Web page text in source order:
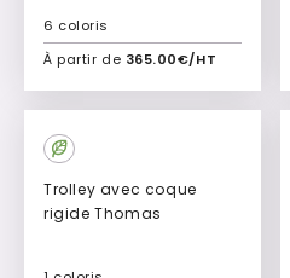
À partir de 365.00€/HT
6 coloris
Ajouter à mon devis
Trolley avec coque
rigide Thomas